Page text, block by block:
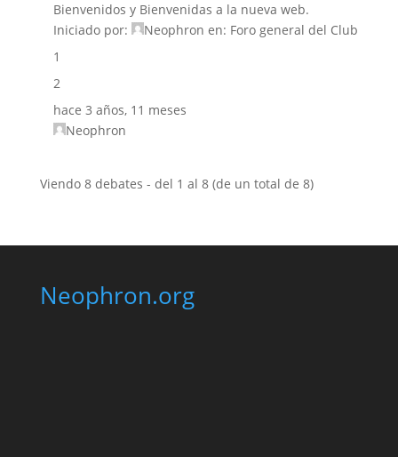
Bienvenidos y Bienvenidas a la nueva web.
Iniciado por:
Neophron en: Foro general del Club
1
2
hace 3 años, 11 meses
Neophron
Viendo 8 debates - del 1 al 8 (de un total de 8)
Neophron.org